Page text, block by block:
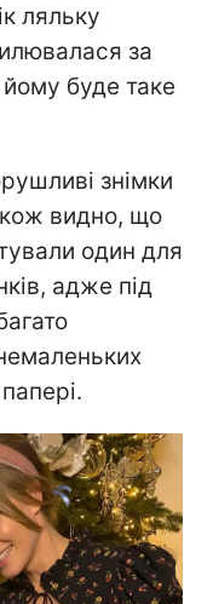
ляльку
за
буде таке
знімки
видно, що
один для
адже під